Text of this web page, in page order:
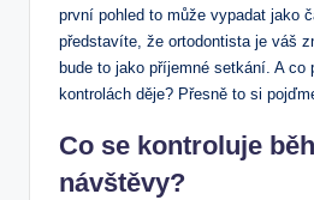
první pohled to může vypadat jako
představíte, že ortodontista je váš
bude to jako příjemné setkání. A co
kontrolách děje? Přesně to si
Co se kontroluje
návštěvy?